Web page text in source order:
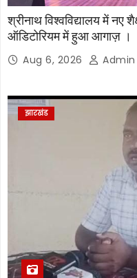
श्रीनाथ विश्वविद्यालय में
ऑडिटोरियम में हुआ आगाज़ ।
Aug 6, 2026 Admin
झारखंड